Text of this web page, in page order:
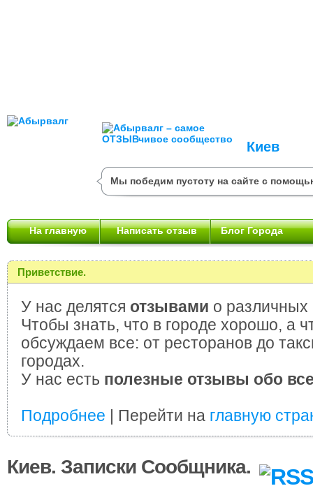
Киев
Мы победим пустоту на сайте с
На главную Написать отзыв Блог Города
Приветствие.
У нас делятся отзывами о различных
Чтобы знать, что в городе хорошо, а
обсуждаем все: от ресторанов до
городах.
У нас есть полезные отзывы обо
Подробнее | Перейти на главную
Киев. Записки Сообщника.